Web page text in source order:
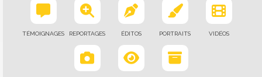
TÉMOIGNAGES REPORTAGES ÉDITOS PORTRAITS VIDÉOS